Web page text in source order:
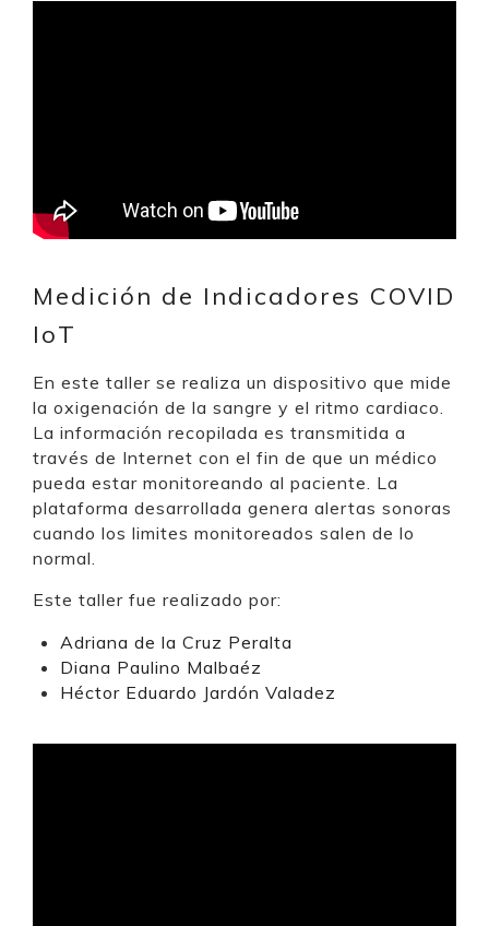
Medición de Indicadores COVID
IoT
En este taller se realiza un dispositivo que mide
la oxigenación de la sangre y el ritmo cardiaco.
La información recopilada es transmitida a
través de Internet con el fin de que un médico
pueda estar monitoreando al paciente. La
plataforma desarrollada genera alertas sonoras
cuando los limites monitoreados salen de lo
normal.
Este taller fue realizado por:
Adriana de la Cruz Peralta
Diana Paulino Malbaéz
Héctor Eduardo Jardón Valadez